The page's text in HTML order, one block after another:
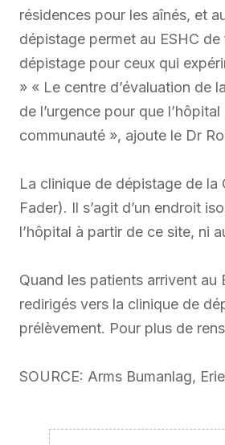
résidences pour les aînés, et
dépistage permet au ESHC
dépistage pour ceux qui
» « Le centre d’évaluation de
de l’urgence pour que
communauté », ajoute le Dr
La clinique de dépistage de la
Fader). Il s’agit d’un endroit
l’hôpital à partir de ce site, ni
Quand les patients arrivent au
redirigés vers la clinique de
prélèvement. Pour plus de
SOURCE: Arms Bumanlag,